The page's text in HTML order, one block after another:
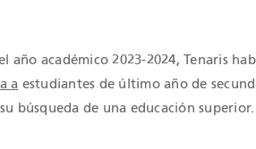
año académico 2023-2024, Tenaris
a estudiantes de último año de
búsqueda de una educación superior.